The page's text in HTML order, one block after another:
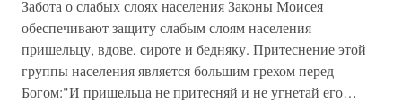
Забота о слабых слоях населения Законы Моисея
обеспечивают защиту слабым слоям населения –
пришельцу, вдове, сироте и бедняку. Притеснение этой
группы населения является большим грехом перед
Богом:"И пришельца не притесняй и не угнетай его…